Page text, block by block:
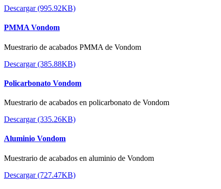
Descargar (995.92KB)
PMMA Vondom
Muestrario de acabados PMMA de Vondom
Descargar (385.88KB)
Policarbonato Vondom
Muestrario de acabados en policarbonato de Vondom
Descargar (335.26KB)
Aluminio Vondom
Muestrario de acabados en aluminio de Vondom
Descargar (727.47KB)